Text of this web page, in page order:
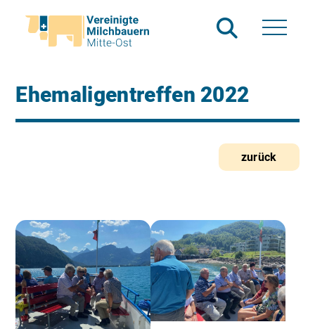
Ehemaligentreffen 2022
zurück